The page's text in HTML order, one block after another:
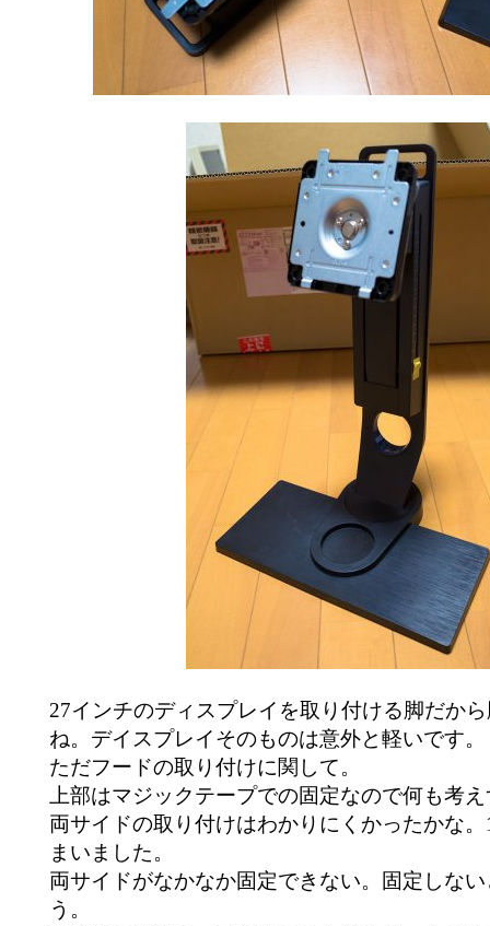
27インチのディスプレイを取り付ける脚だか
ね。デイスプレイそのものは意外と軽いです。
ただフードの取り付けに関して。
上部はマジックテープでの固定なので何も考
両サイドの取り付けはわかりにくかったかな
まいました。
両サイドがなかなか固定できない。固定しな
う。